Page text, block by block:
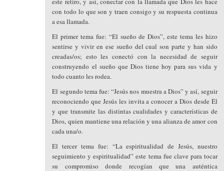
con todo lo que son y traen consigo y su respuesta continua
a esa llamada.
El primer tema fue: “El sueño de Dios”, este tema les hizo
sentirse y vivir en ese sueño del cual son parte y han sido
creadas/os; esto les conectó con la necesidad de seguir
construyendo el sueño que Dios tiene hoy para sus vida y
todo cuanto les rodea.
El segundo tema fue: “Jesús nos muestra a Dios” y así, seguir
reconociendo que Jesús les invita a conocer a Dios desde Él
y que transmite las distintas cualidades y características de
Dios, quien mantiene una relación y una alianza de amor con
cada una/o.
El tercer tema fue: “La espiritualidad de Jesús, nuestro
seguimiento y espiritualidad” este tema fue clave para tocar
su compromiso donde recogían que una auténtica